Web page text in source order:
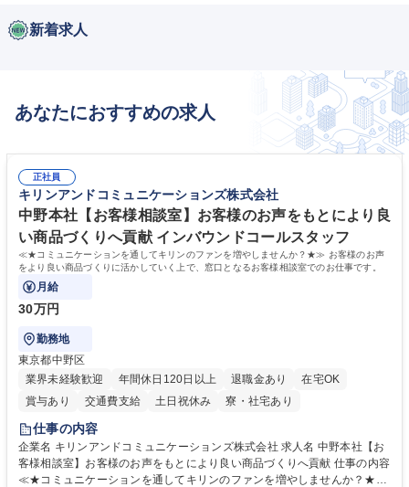
新着求人
あなたにおすすめの求人
正社員
キリンアンドコミュニケーションズ株式会社
中野本社【お客様相談室】お客様のお声をもとにより良
い商品づくりへ貢献 インバウンドコールスタッフ
≪★コミュニケーションを通してキリンのファンを増やしませんか？★≫ お客様のお声
をより良い商品づくりに活かしていく上で、窓口となるお客様相談室でのお仕事です。
月給
30万円
勤務地
東京都中野区
業界未経験歓迎
年間休日120日以上 退職金あり
在宅OK
賞与あり
交通費支給 土日祝休み 寮・社宅あり
仕事の内容
企業名 キリンアンドコミュニケーションズ株式会社 求人名 中野本社【お
客様相談室】お客様のお声をもとにより良い商品づくりへ貢献 仕事の内容
≪★コミュニケーションを通してキリンのファンを増やしませんか？★≫